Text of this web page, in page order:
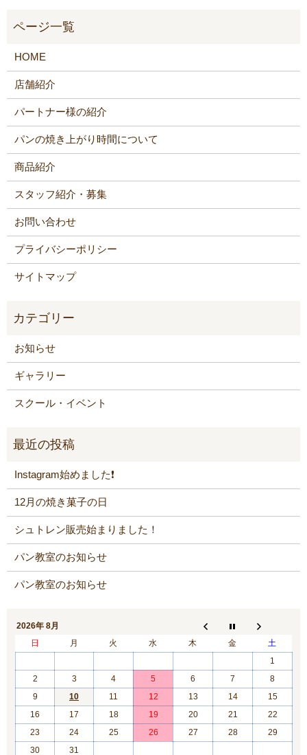
HOME
店舗紹介
パートナー様の紹介
パンの焼き上がり時間について
商品紹介
スタッフ紹介・募集
お問い合わせ
プライバシーポリシー
サイトマップ
お知らせ
ギャラリー
スクール・イベント
Instagram始めました❗️
12月の焼き菓子の日
シュトレン販売始まりました！
パン教室のお知らせ
パン教室のお知らせ
2026年 8月
日
月 火 水 木 金
土
1
2
3 4 5 6 7
8
9
10 11 12 13 14
15
16
17 18 19 20 21
22
23
24 25 26 27 28
29
30
31